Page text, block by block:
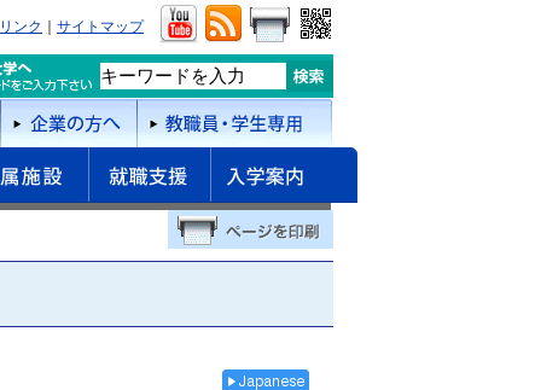
リンク サイトマップ